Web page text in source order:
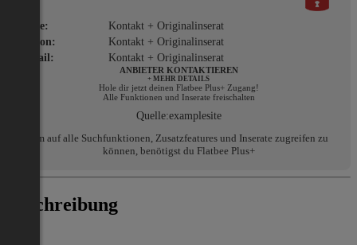
Name:
Kontakt + Originalinserat
Telefon:
Kontakt + Originalinserat
E-Mail:
Kontakt + Originalinserat
ANBIETER KONTAKTIEREN
+ MEHR DETAILS
Hole dir jetzt deinen Flatbee Plus+ Zugang!
Alle Funktionen und Inserate freischalten
Quelle:examplesite
Um auf alle Suchfunktionen, Zusatzfeatures und Inserate zugreifen zu
können, benötigst du Flatbee Plus+
Beschreibung